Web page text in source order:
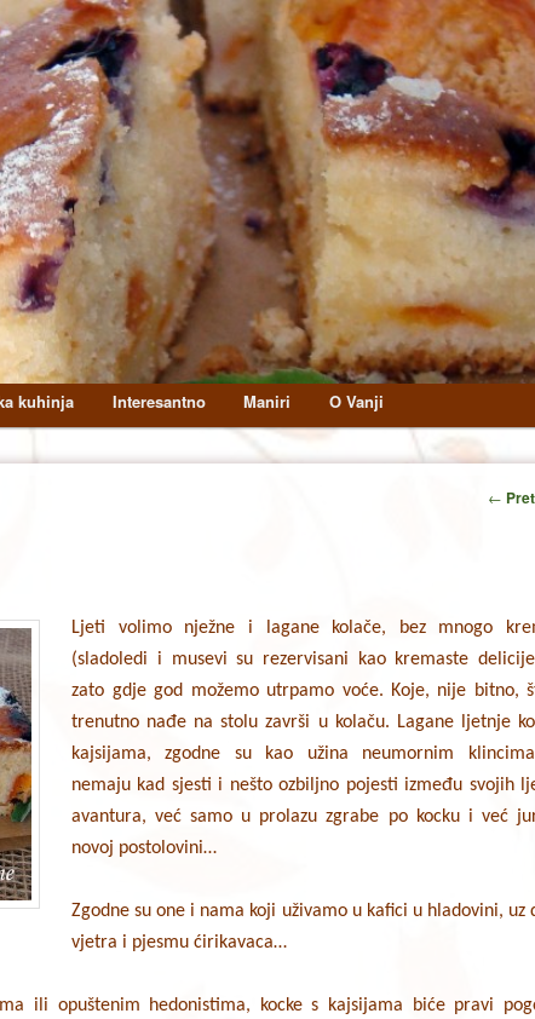
kuhinja Interesantno Maniri O Vanji
Post
←
Ljeti volimo nježne i lagane kolače, bez mnogo
(sladoledi i musevi su rezervisani kao kremaste
zato gdje god možemo utrpamo voće. Koje, nije bitno,
trenutno nađe na stolu završi u kolaču. Lagane ljetnje
kajsijama, zgodne su kao užina neumornim
nemaju kad sjesti i nešto ozbiljno pojesti između svojih
avantura, već samo u prolazu zgrabe po kocku i već
novoj postolovini…
Zgodne su one i nama koji uživamo u kafici u hladovini, uz
vjetra i pjesmu ćirikavaca…
ili opuštenim hedonistima, kocke s kajsijama biće pravi